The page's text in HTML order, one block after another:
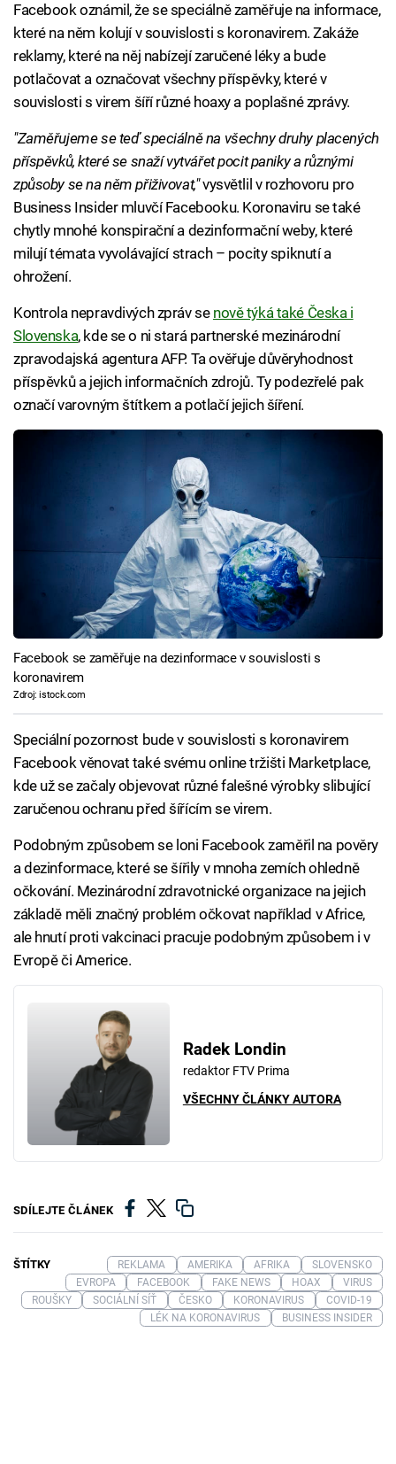
Facebook oznámil, že se speciálně zaměřuje na informace,
které na něm kolují v souvislosti s koronavirem. Zakáže
reklamy, které na něj nabízejí zaručené léky a bude
potlačovat a označovat všechny příspěvky, které v
souvislosti s virem šíří různé hoaxy a poplašné zprávy.
"Zaměřujeme se teď speciálně na všechny druhy placených
příspěvků, které se snaží vytvářet pocit paniky a různými
způsoby se na něm přiživovat,"vysvětlil v rozhovoru pro
Business Insider mluvčí Facebooku. Koronaviru se také
chytly mnohé konspirační a dezinformační weby, které
milují témata vyvolávající strach – pocity spiknutí a
ohrožení.
Kontrola nepravdivých zpráv se nově týká také Česka i
Slovenska, kde se o ni stará partnerské mezinárodní
zpravodajská agentura AFP. Ta ověřuje důvěryhodnost
příspěvků a jejich informačních zdrojů. Ty podezřelé pak
označí varovným štítkem a potlačí jejich šíření.
Facebook se zaměřuje na dezinformace v souvislosti s
koronavirem
Zdroj: istock.com
Speciální pozornost bude v souvislosti s koronavirem
Facebook věnovat také svému online tržišti Marketplace,
kde už se začaly objevovat různé falešné výrobky slibující
zaručenou ochranu před šířícím se virem.
Podobným způsobem se loni Facebook zaměřil na pověry
a dezinformace, které se šířily v mnoha zemích ohledně
očkování. Mezinárodní zdravotnické organizace na jejich
základě měli značný problém očkovat například v Africe,
ale hnutí proti vakcinaci pracuje podobným způsobem i v
Evropě či Americe.
Radek Londin
redaktor FTV Prima
VŠECHNY ČLÁNKY AUTORA
SDÍLEJTE ČLÁNEK
ŠTÍTKY REKLAMA AMERIKA AFRIKA
SLOVENSKO
EVROPA
FACEBOOK FAKE NEWS HOAX
VIRUS
ROUŠKY
SOCIÁLNÍ SÍŤ ČESKO KORONAVIRUS
COVID-19
LÉK NA KORONAVIRUS
BUSINESS INSIDER